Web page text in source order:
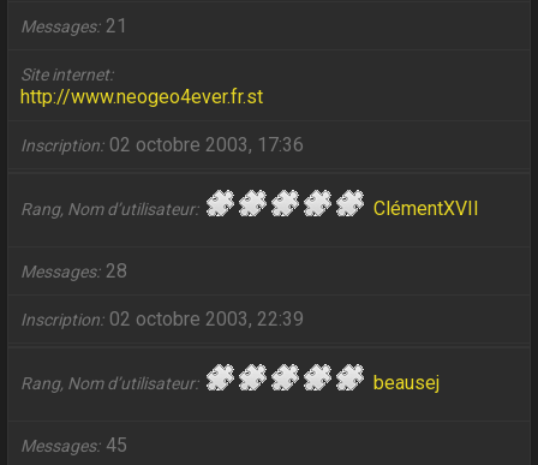
Messages 21
Site internet
http://www.neogeo4ever.fr.st
Inscription 02 octobre 2003, 17:36
Rang, Nom d’utilisateur ClémentXVII
Messages 28
Inscription 02 octobre 2003, 22:39
Rang, Nom d’utilisateur beausej
Messages 45